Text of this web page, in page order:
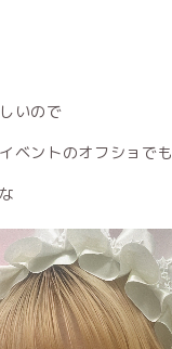
いので
ベントのオフショでも